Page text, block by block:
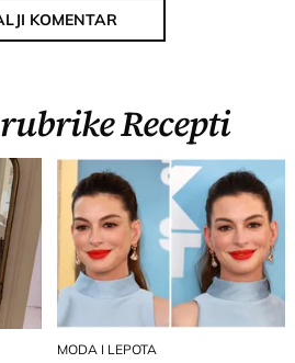
KOMENTAR
Recepti
MODA I LEPOTA